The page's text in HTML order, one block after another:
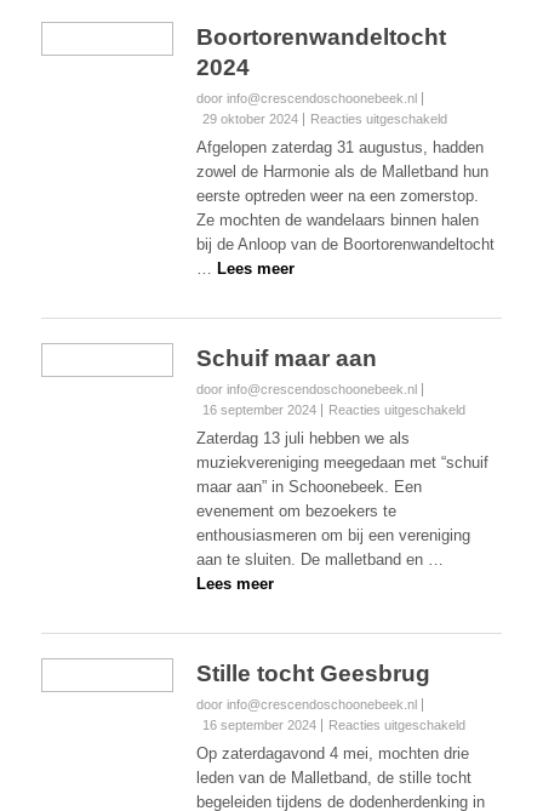
Boortorenwandeltocht
2024
door info@crescendoschoonebeek.nl
29 oktober 2024
Reacties uitgeschakeldvoor
Afgelopen zaterdag 31 augustus, hadden
zowel de Harmonie als de Malletband hun
eerste optreden weer na een zomerstop.
Ze mochten de wandelaars binnen halen
bij de Anloop van de Boortorenwandeltocht
… Lees meer
Schuif maar aan
door info@crescendoschoonebeek.nl
16 september 2024
Reacties uitgeschakeldvoor
aan
Zaterdag 13 juli hebben we als
muziekvereniging meegedaan met “schuif
maar aan” in Schoonebeek. Een
evenement om bezoekers te
enthousiasmeren om bij een vereniging
aan te sluiten. De malletband en …
Lees meer
Stille tocht Geesbrug
door info@crescendoschoonebeek.nl
16 september 2024
Reacties uitgeschakeldvoor
Geesbrug
Op zaterdagavond 4 mei, mochten drie
leden van de Malletband, de stille tocht
begeleiden tijdens de dodenherdenking in